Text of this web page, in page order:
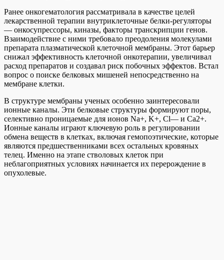
Ранее онкогематология рассматривала в качестве целей
лекарственной терапии внутриклеточные белки-регуляторы
— онкосупрессоры, киназы, факторы транскрипции генов.
Взаимодействие с ними требовало преодоления молекулами
препарата плазматической клеточной мембраны. Этот барьер
снижал эффективность клеточной онкотерапии, увеличивал
расход препаратов и создавал риск побочных эффектов. Встал
вопрос о поиске белковых мишеней непосредственно на
мембране клетки.
В структуре мембраны ученых особенно заинтересовали
ионные каналы. Эти белковые структуры формируют поры,
селективно проницаемые для ионов Na+, K+, Cl— и Ca2+.
Ионные каналы играют ключевую роль в регулировании
обмена веществ в клетках, включая гемопоэтические, которые
являются предшественниками всех остальных кровяных
телец. Именно на этапе стволовых клеток при
неблагоприятных условиях начинается их перерождение в
опухолевые.